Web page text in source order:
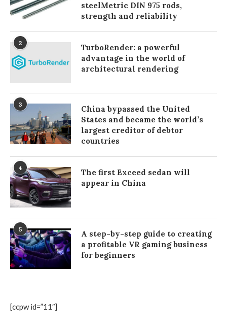
[ccpw id=”11″]
steelMetric DIN 975 rods,
strength and reliability
2
TurboRender: a powerful
advantage in the world of
architectural rendering
3
China bypassed the United
States and became the world’s
largest creditor of debtor
countries
4
The first Exceed sedan will
appear in China
5
A step-by-step guide to creating
a profitable VR gaming business
for beginners